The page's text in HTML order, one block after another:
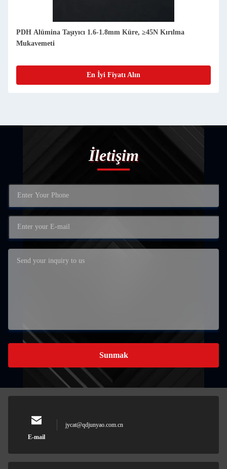
PDH Alümina Taşıyıcı 1.6-1.8mm Küre, ≥45N Kırılma
Mukavemeti
En İyi Fiyatı Alın
İletişim
Sunmak
E-mail
jycat@qdjunyao.com.cn